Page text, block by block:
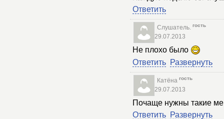
Ответить
Слушатель. гость
29.07.2013
Не плохо было
Ответить Развернуть
Катёна гость
29.07.2013
Почаще нужны такие
Ответить Развернуть